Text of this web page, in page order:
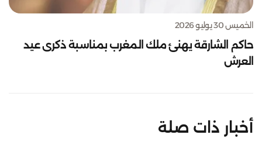
الخميس 30 يوليو 2026
حاكم الشارقة يهنئ ملك المغرب بمناسبة ذكرى عيد
العرش
أخبار ذات صلة